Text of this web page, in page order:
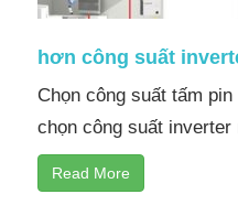
hơn công suất
Chọn công suất tấm
chọn công suất
Read More